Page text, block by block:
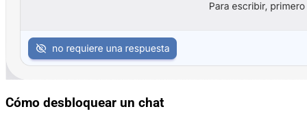
Cómo desbloquear un chat